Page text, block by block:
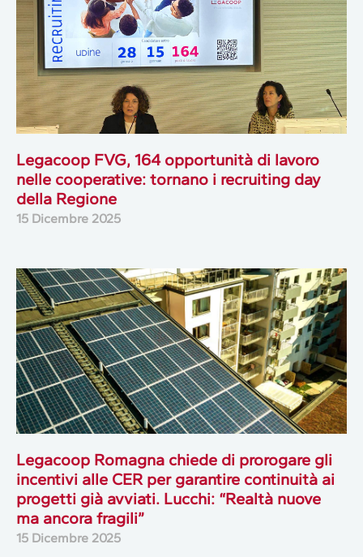
Legacoop FVG, 164 opportunità di lavoro
nelle cooperative: tornano i recruiting day
della Regione
15 Dicembre 2025
Legacoop Romagna chiede di prorogare gli
incentivi alle CER per garantire continuità ai
progetti già avviati. Lucchi: “Realtà nuove
ma ancora fragili”
15 Dicembre 2025